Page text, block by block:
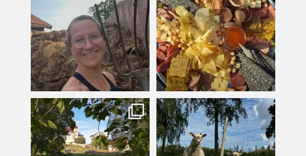
kullanslycka
Jul 16
kullanslycka
Jul 12